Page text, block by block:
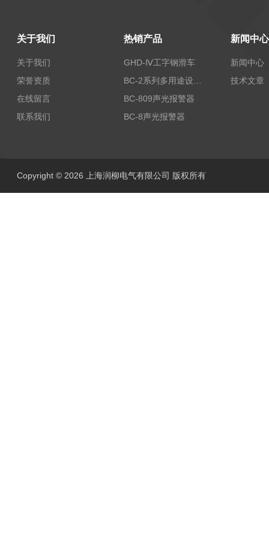
关于我们
关于我们
荣誉资质
在线留言
联系我们
热销产品
GHD-Ⅳ工字钢滑车
BC-809声光报警器
BC-8声光报警器
新闻中心
新闻中心
技术文章
Copyright © 2026 上海润柳电气有限公司 版权所有